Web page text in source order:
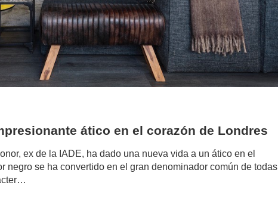
ático en el corazón de Londres
ex de la IADE, ha dado una nueva vida a un ático en el
negro se ha convertido en el gran denominador común de todas
author/redaccion/